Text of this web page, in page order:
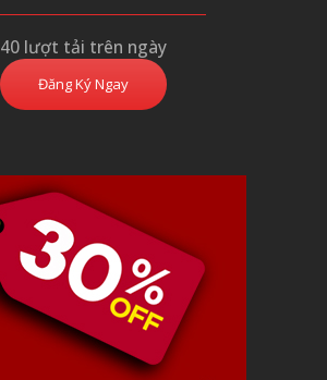
40 lượt tải trên ngày
Đăng Ký Ngay